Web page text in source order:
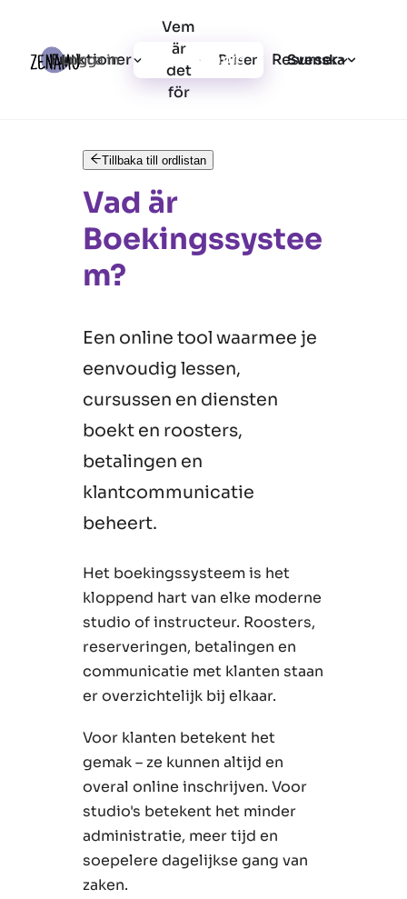
Funktioner
Vem
är
det
för
Priser Resurser
Logga in Registrera dig Svenska
Tillbaka till ordlistan
Vad är
Boekingssystee
m?
Een online tool waarmee je
eenvoudig lessen,
cursussen en diensten
boekt en roosters,
betalingen en
klantcommunicatie
beheert.
Het boekingssysteem is het
kloppend hart van elke moderne
studio of instructeur. Roosters,
reserveringen, betalingen en
communicatie met klanten staan
er overzichtelijk bij elkaar.
Voor klanten betekent het
gemak – ze kunnen altijd en
overal online inschrijven. Voor
studio's betekent het minder
administratie, meer tijd en
soepelere dagelijkse gang van
zaken.